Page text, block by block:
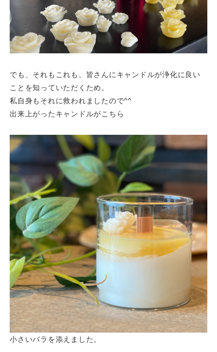
でも、それもこれも、皆さんにキャンドルが浄化に良い
ことを知っていただくため。
私自身もそれに救われましたので^^
出来上がったキャンドルがこちら
小さいバラを添えました。